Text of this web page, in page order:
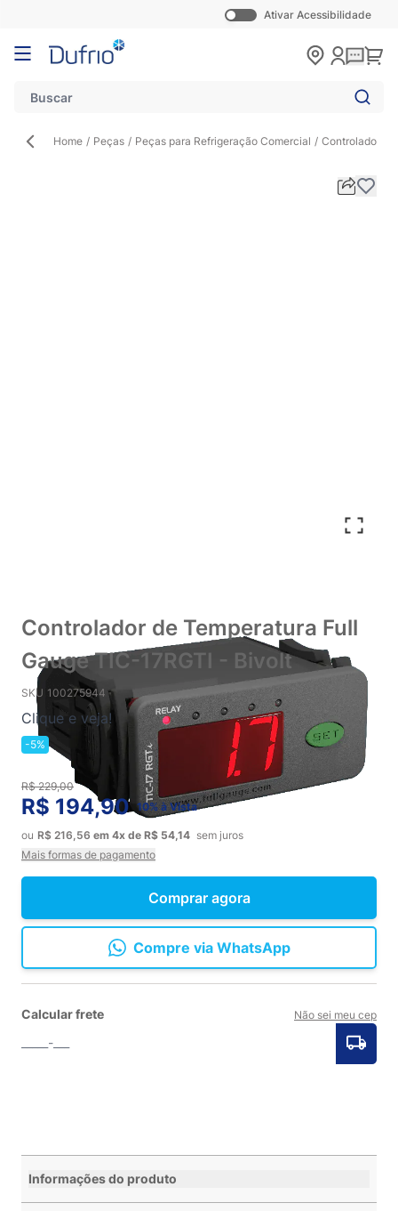
Ativar Acessibilidade
Pular para o conteúdo
Home / Peças / Peças para Refrigeração Comercial / Controlador
Controlador de Temperatura Full
Gauge TIC-17RGTI - Bivolt
SKU 100275944
Clique e veja!
-5%
Comprar agora
R$ 194,90 10% à Vista
ou R$ 216,56 em 4x de R$ 54,14 sem juros
Mais formas de pagamento
Compre via WhatsApp
R$ 229,00
Calcular frete Não sei meu cep
Informações do produto